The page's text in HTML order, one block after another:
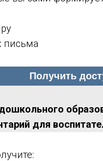
письма
для